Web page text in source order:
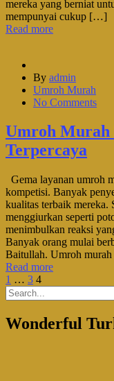
mereka yang berniat
mempunyai cukup […]
Read more
By admin
Umroh Murah
No Comments
Umroh Murah
Terpercaya
Gema layanan umroh
kompetisi. Banyak
kualitas terbaik mereka.
menggiurkan seperti
menimbulkan reaksi
Banyak orang mulai
Baitullah. Umroh
Read more
1 … 3 4
Wonderful